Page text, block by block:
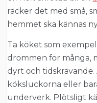
räcker det med små,
hemmet ska kännas
Ta köket som
drömmen för många,
dyrt och
köksluckorna eller
underverk. Plötsligt